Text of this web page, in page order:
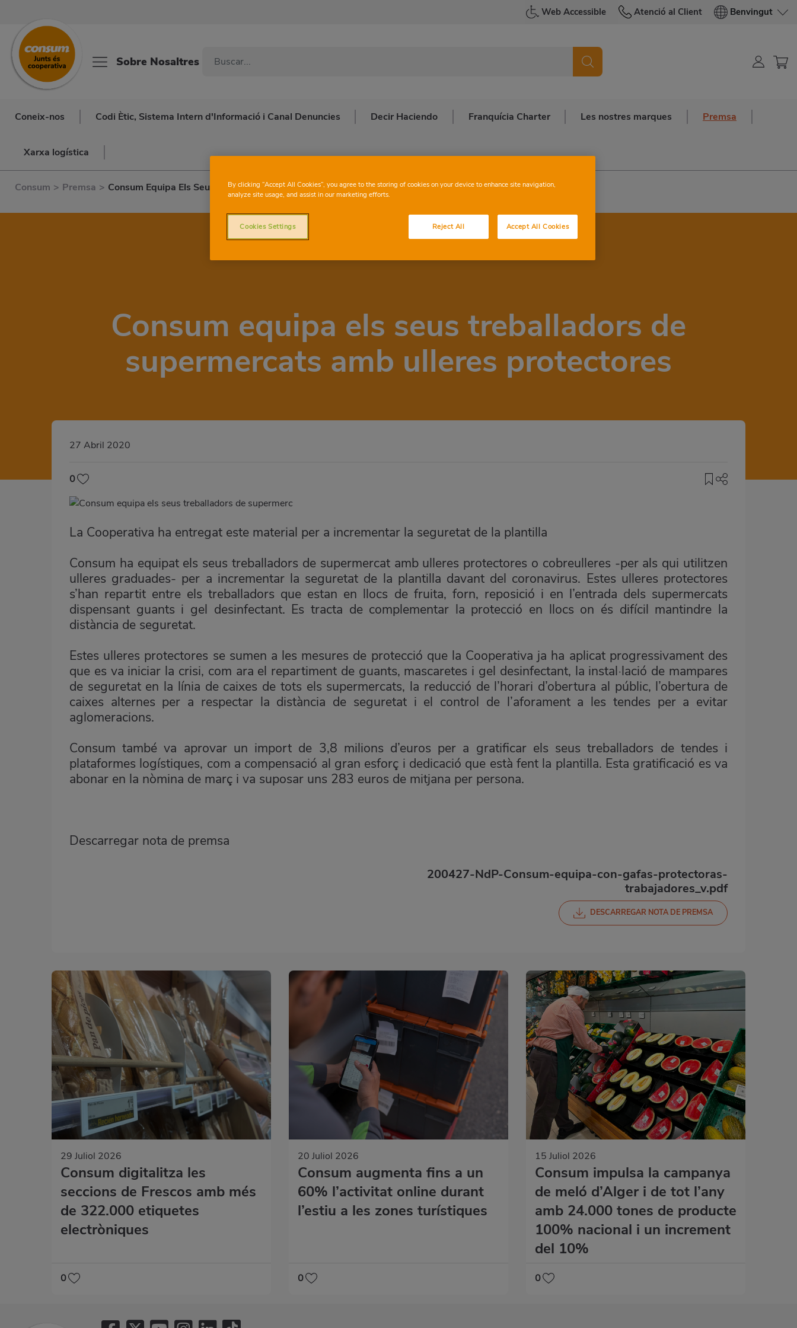
Web Accessible Atenció al Client Benvingut
Sobre Nosaltres
Coneix-nos Codi Ètic, Sistema Intern d'Informació i Canal Denuncies Decir Haciendo Franquícia Charter Les nostres marques Premsa
Xarxa logística
Consum > Premsa > Consum Equipa Els Seus Treballadors de Supermercats Amb Ulleres Protectores
Consum equipa els seus treballadors de
supermercats amb ulleres protectores
27 Abril 2020
0
La Cooperativa ha entregat este material per a incrementar la seguretat de la plantilla
Consum ha equipat els seus treballadors de supermercat amb ulleres protectores o cobreulleres -per als qui utilitzen
ulleres graduades- per a incrementar la seguretat de la plantilla davant del coronavirus. Estes ulleres protectores
s’han repartit entre els treballadors que estan en llocs de fruita, forn, reposició i en l’entrada dels supermercats
dispensant guants i gel desinfectant. Es tracta de complementar la protecció en llocs on és difícil mantindre la
distància de seguretat.
Estes ulleres protectores se sumen a les mesures de protecció que la Cooperativa ja ha aplicat progressivament des
que es va iniciar la crisi, com ara el repartiment de guants, mascaretes i gel desinfectant, la instal·lació de mampares
de seguretat en la línia de caixes de tots els supermercats, la reducció de l’horari d’obertura al públic, l’obertura de
caixes alternes per a respectar la distància de seguretat i el control de l’aforament a les tendes per a evitar
aglomeracions.
Consum també va aprovar un import de 3,8 milions d’euros per a gratificar els seus treballadors de tendes i
plataformes logístiques, com a compensació al gran esforç i dedicació que està fent la plantilla. Esta gratificació es va
abonar en la nòmina de març i va suposar uns 283 euros de mitjana per persona.
Descarregar nota de premsa
200427-NdP-Consum-equipa-con-gafas-protectoras-
trabajadores_v.pdf
DESCARREGAR NOTA DE PREMSA
29 Juliol 2026
Consum digitalitza les
seccions de Frescos amb més
de 322.000 etiquetes
electròniques
0
20 Juliol 2026
Consum augmenta fins a un
60% l’activitat online durant
l’estiu a les zones turístiques
0
15 Juliol 2026
Consum impulsa la campanya
de meló d’Alger i de tot l’any
amb 24.000 tones de producte
100% nacional i un increment
del 10%
0
By clicking “Accept All Cookies”, you agree to the storing of cookies on your device to enhance site navigation,
analyze site usage, and assist in our marketing efforts.
Reject All Accept All Cookies
Cookies Settings